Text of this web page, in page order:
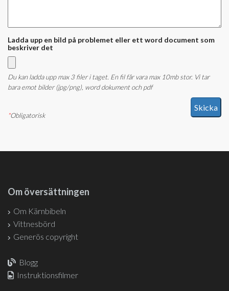
Ladda upp en bild på problemet eller ett word document som
beskriver det
Du kan ladda upp max 3 filer i taget. En fil får vara max 10mb stor. Vi tar
bara emot bilder (jpg/png), word dokument och pdf
*Obligatorisk
Om översättningen
Om Kärnbibeln
Vittnesbörd
Generös copyright
Blogg
Instruktionsfilmer